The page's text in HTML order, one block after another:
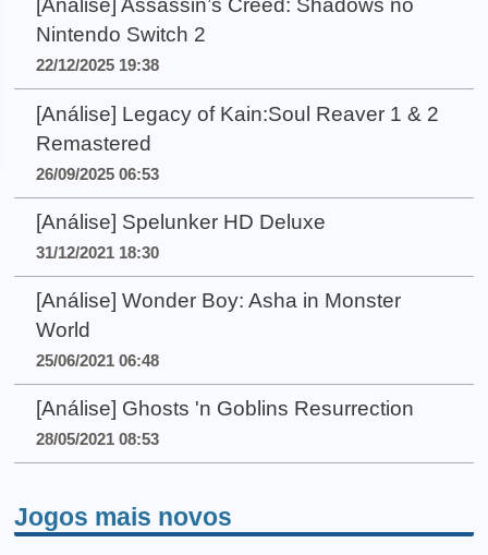
[Análise] Assassin’s Creed: Shadows no
Nintendo Switch 2
22/12/2025 19:38
[Análise] Legacy of Kain:Soul Reaver 1 & 2
Remastered
26/09/2025 06:53
[Análise] Spelunker HD Deluxe
31/12/2021 18:30
[Análise] Wonder Boy: Asha in Monster
World
25/06/2021 06:48
[Análise] Ghosts 'n Goblins Resurrection
28/05/2021 08:53
Jogos mais novos